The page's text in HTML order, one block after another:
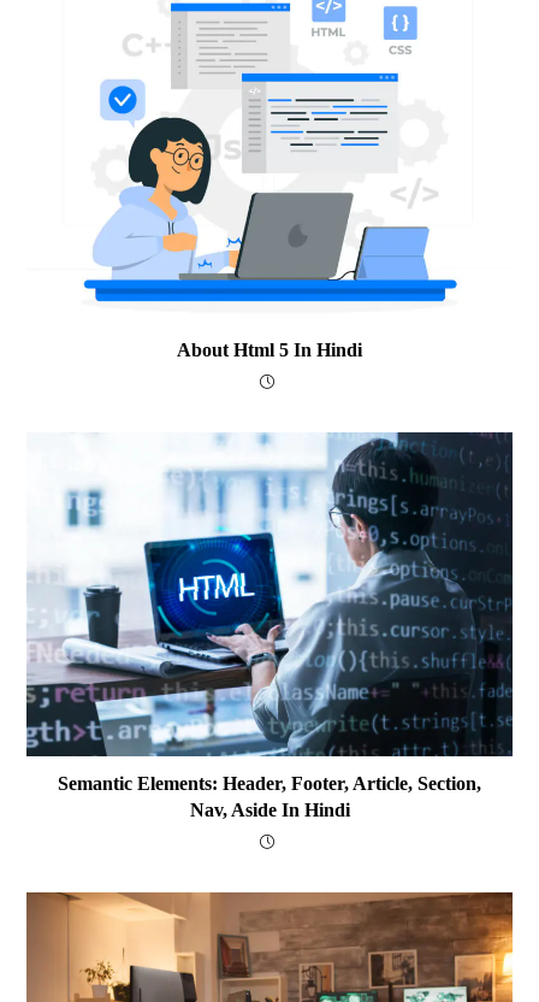
About Html 5 In Hindi
Semantic Elements: Header, Footer, Article, Section,
Nav, Aside In Hindi